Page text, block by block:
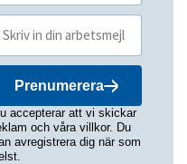
Prenumerera
accepterar att vi skickar
och våra villkor. Du
avregistrera dig när som